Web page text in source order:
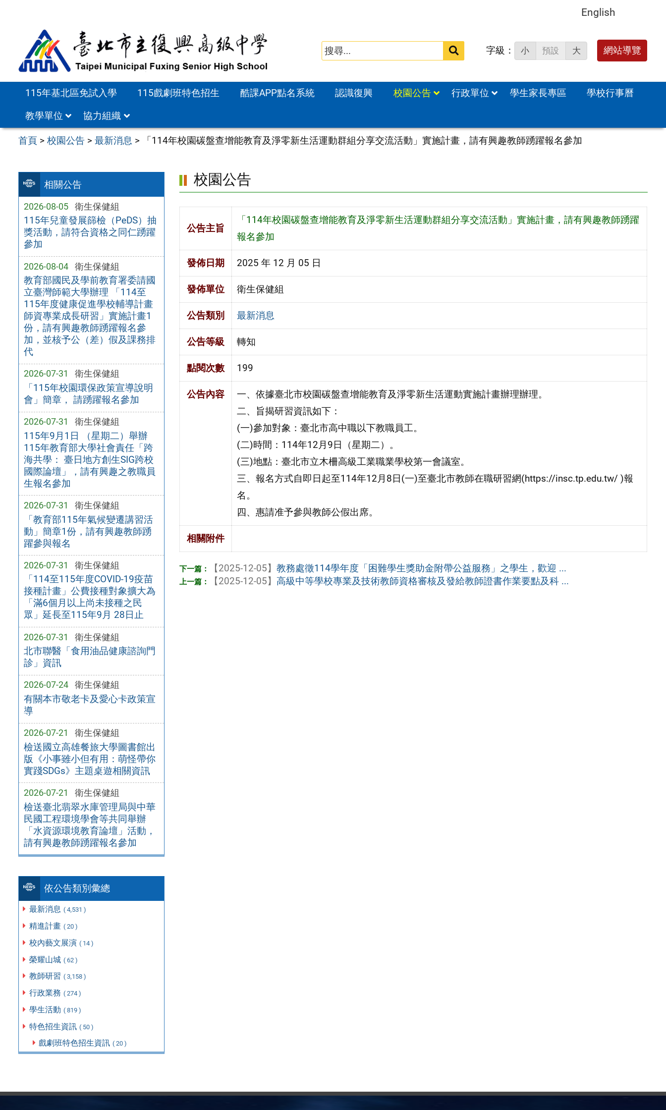
English
搜
字級： 小 預設 大 網站導覽
115年基北區免試入學 115戲劇班特色招生 酷課APP點名系統 認識復興 校園公告 行政單位 學生家長專區
學校行事曆
教學單位
協力組織
首頁 >校園公告 >最新消息 > 「114年校園碳盤查增能教育及淨零新生活運動群組分享交流活動」實施計畫，請有興趣教師踴躍報名參加
相關公告
2026-08-05 衛生保健組
115年兒童發展篩檢（PeDS）抽
獎活動，請符合資格之同仁踴躍
參加
2026-08-04 衛生保健組
教育部國民及學前教育署委請國
立臺灣師範大學辦理 「114至
115年度健康促進學校輔導計畫
師資專業成長研習」實施計畫1
份，請有興趣教師踴躍報名參
加，並核予公（差）假及課務排
代
2026-07-31 衛生保健組
「115年校園環保政策宣導說明
會」簡章， 請踴躍報名參加
2026-07-31 衛生保健組
115年9月1日 （星期二）舉辦
115年教育部大學社會責任「跨
海共學： 臺日地方創生SIG跨校
國際論壇」，請有興趣之教職員
生報名參加
2026-07-31 衛生保健組
「教育部115年氣候變遷講習活
動」簡章1份，請有興趣教師踴
躍參與報名
2026-07-31 衛生保健組
「114至115年度COVID-19疫苗
接種計畫」公費接種對象擴大為
「滿6個月以上尚未接種之民
眾」延長至115年9月 28日止
2026-07-31 衛生保健組
北市聯醫「食用油品健康諮詢門
診」資訊
2026-07-24 衛生保健組
有關本市敬老卡及愛心卡政策宣
導
2026-07-21 衛生保健組
檢送國立高雄餐旅大學圖書館出
版《小事雖小但有用：萌怪帶你
實踐SDGs》主題桌遊相關資訊
2026-07-21 衛生保健組
檢送臺北翡翠水庫管理局與中華
民國工程環境學會等共同舉辦
「水資源環境教育論壇」活動，
請有興趣教師踴躍報名參加
依公告類別彙總
最新消息 ( 4,531 )
精進計畫 ( 20 )
校內藝文展演 ( 14 )
榮耀山城 ( 62 )
教師研習 ( 3,158 )
行政業務 ( 274 )
學生活動 ( 819 )
特色招生資訊 ( 50 )
戲劇班特色招生資訊 ( 20 )
校園公告
公告主旨
「114年校園碳盤查增能教育及淨零新生活運動群組分享交流活動」實施計畫，請有興趣教師踴躍
報名參加
發佈日期 2025 年 12 月 05 日
發佈單位 衛生保健組
公告類別 最新消息
公告等級 轉知
點閱次數 199
公告內容
一、依據臺北市校園碳盤查增能教育及淨零新生活運動實施計畫辦理辦理。
二、旨揭研習資訊如下：
(一)參加對象：臺北市高中職以下教職員工。
(二)時間：114年12月9日（星期二）。
(三)地點：臺北市立木柵高級工業職業學校第一會議室。
三、報名方式自即日起至114年12月8日(一)至臺北市教師在職研習網(https://insc.tp.edu.tw/ )報
名。
四、惠請准予參與教師公假出席。
相關附件
【2025-12-05】教務處徵114學年度「困難學生獎助金附帶公益服務」之學生，歡迎 ...
【2025-12-05】高級中等學校專業及技術教師資格審核及發給教師證書作業要點及科 ...